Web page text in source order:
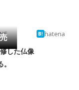
hatena
した仏像